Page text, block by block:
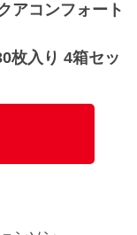
アコンフォート
枚入り 4箱セッ